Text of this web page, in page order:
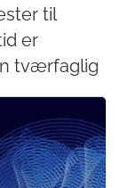
til
er
tværfaglig